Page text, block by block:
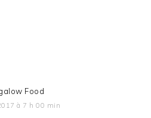
Food
à 7 h 00 min